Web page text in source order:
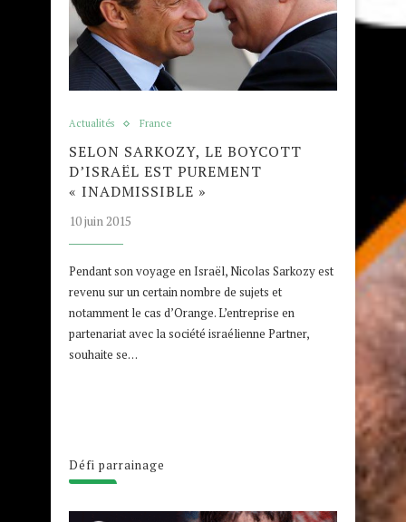
Actualités France
SELON SARKOZY, LE BOYCOTT
D’ISRAËL EST PUREMENT
« INADMISSIBLE »
10 juin 2015
Pendant son voyage en Israël, Nicolas Sarkozy est
revenu sur un certain nombre de sujets et
notamment le cas d’Orange. L’entreprise en
partenariat avec la société israélienne Partner,
souhaite se…
Défi parrainage